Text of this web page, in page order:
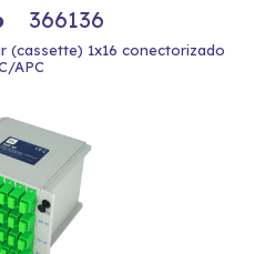
366136
(cassette) 1x16 conectorizado
APC